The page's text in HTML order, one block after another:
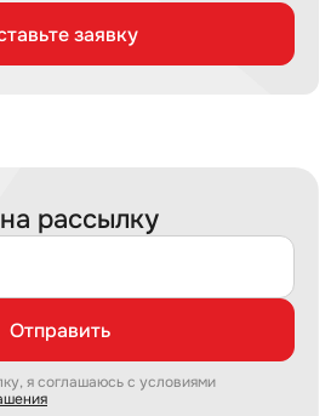
заявку
рассылку
Отправить
я соглашаюсь с условиями